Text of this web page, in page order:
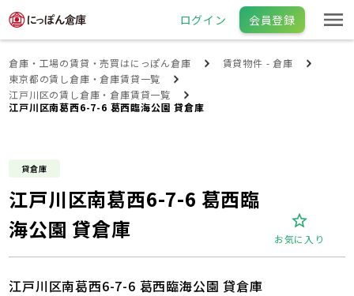
ログイン 会員登録
倉庫・工場の賃貸・売買はにっぽん倉庫
賃貸物件 - 倉庫
東京都の賃し倉庫・倉庫賃貸一覧
江戸川区の賃し倉庫・倉庫賃貸一覧
江戸川区南葛西6-7-6 葛西臨海公園 貸倉庫
貸倉庫
江戸川区南葛西6-7-6 葛西臨
海公園 貸倉庫
お気に入り
江戸川区南葛西6-7-6 葛西臨海公園 貸倉庫